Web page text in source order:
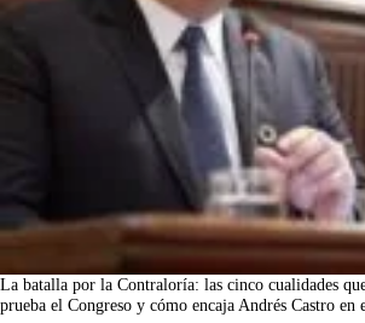
La batalla por la Contraloría: las cinco cualidades
prueba el Congreso y cómo encaja Andrés Castro en